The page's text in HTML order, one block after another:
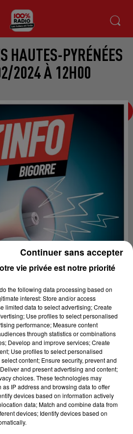
HAUTES-PYRÉNÉES
2024 À 12H00
22 sec)
des Hautes-Pyrénées
vie privée est notre priorité
do the following data processing based on
interest: Store and/or access
limited data to select advertising; Create
Use profiles to select personalised
performance; Measure content
through statistics or combinations
Develop and improve services; Create
Use profiles to select personalised
content; Ensure security, prevent and
and present advertising and content;
choices. These technologies may
IP address and browsing data to offer
devices based on information actively
data; Match and combine data from
devices; Identify devices based on
Continuer sans accepter